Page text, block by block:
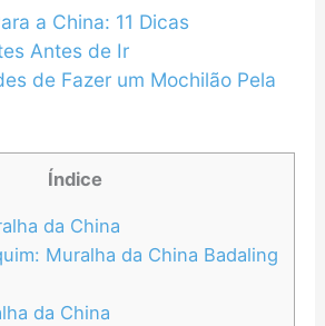
a China: 11 Dicas
Antes de Ir
de Fazer um Mochilão Pela
Índice
da China
Muralha da China Badaling
da China